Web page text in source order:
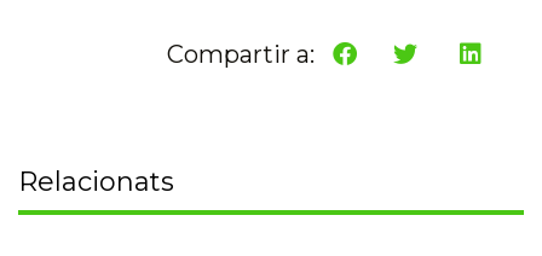
Compartir a:
Relacionats